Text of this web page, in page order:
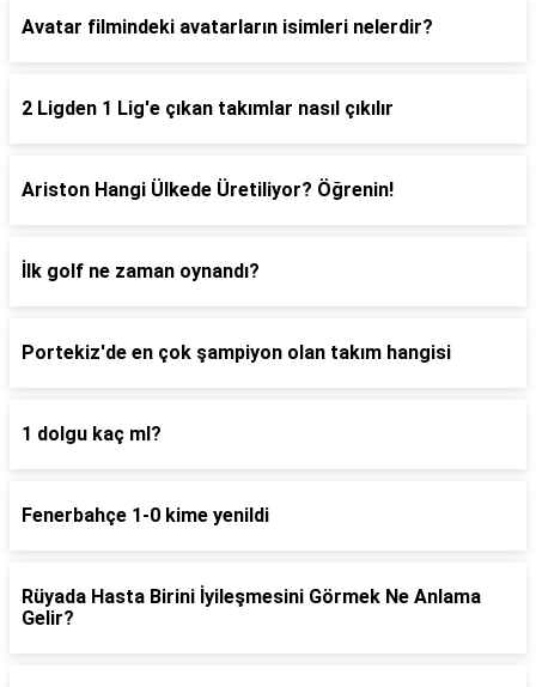
Avatar filmindeki avatarların isimleri nelerdir?
2 Ligden 1 Lig'e çıkan takımlar nasıl çıkılır
Ariston Hangi Ülkede Üretiliyor? Öğrenin!
İlk golf ne zaman oynandı?
Portekiz'de en çok şampiyon olan takım hangisi
1 dolgu kaç ml?
Fenerbahçe 1-0 kime yenildi
Rüyada Hasta Birini İyileşmesini Görmek Ne Anlama
Gelir?